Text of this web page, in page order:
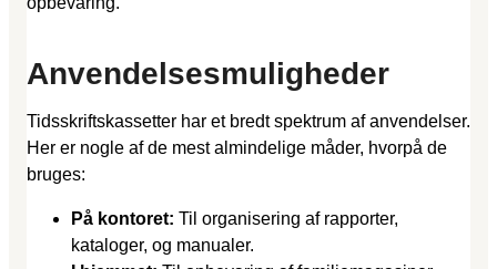
Anvendelsesmuligheder
Tidsskriftskassetter har et bredt spektrum af anvendelser.
Her er nogle af de mest almindelige måder, hvorpå de
bruges:
På kontoret: Til organisering af rapporter,
kataloger, og manualer.